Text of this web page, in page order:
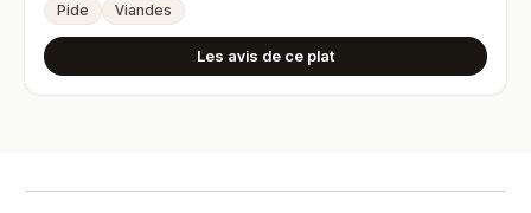
Pide Viandes
Les avis de ce plat